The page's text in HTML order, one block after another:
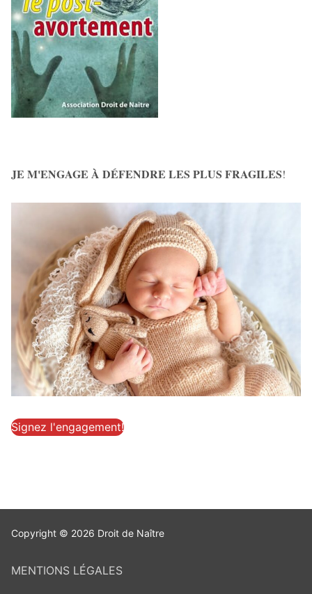
JE M'ENGAGE À DÉFENDRE LES PLUS FRAGILES!
Signez l'engagement!
Copyright © 2026 Droit de Naître
MENTIONS LÉGALES